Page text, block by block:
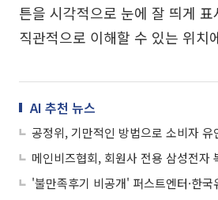
튼을 시각적으로 눈에 잘 띄게
직관적으로 이해할 수 있는 위치
AI 추천 뉴스
메인비즈협회, 회원사 전용 삼성전자